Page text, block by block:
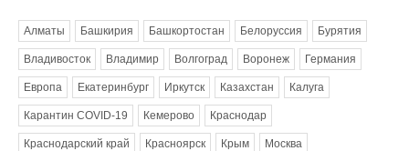
Алматы Башкирия Башкортостан Белоруссия Бурятия
Владивосток Владимир Волгоград Воронеж Германия
Европа Екатеринбург Иркутск Казахстан Калуга
Карантин COVID-19 Кемерово Краснодар
Краснодарский край Красноярск Крым Москва